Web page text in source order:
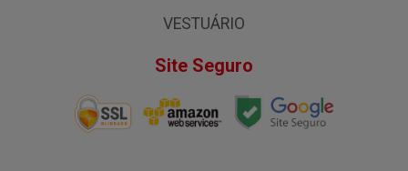
VESTUÁRIO
Site Seguro